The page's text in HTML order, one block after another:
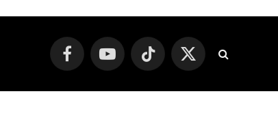
FacebookYouTube TikTok
X
(Twitter)